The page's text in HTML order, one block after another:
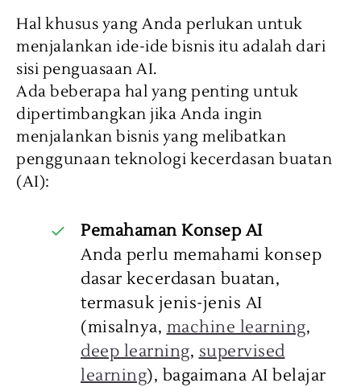
Hal khusus yang Anda perlukan untuk
menjalankan ide-ide bisnis itu adalah dari
sisi penguasaan AI.
Ada beberapa hal yang penting untuk
dipertimbangkan jika Anda ingin
menjalankan bisnis yang melibatkan
penggunaan teknologi kecerdasan buatan
(AI):
Pemahaman Konsep AI
Anda perlu memahami konsep
dasar kecerdasan buatan,
termasuk jenis-jenis AI
(misalnya, machine learning,
deep learning, supervised
learning), bagaimana AI belajar